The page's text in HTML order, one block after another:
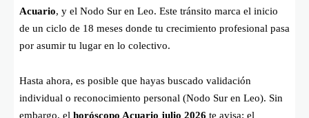
Acuario, y el Nodo Sur en Leo. Este tránsito marca el inicio
de un ciclo de 18 meses donde tu crecimiento profesional pasa
por asumir tu lugar en lo colectivo.
Hasta ahora, es posible que hayas buscado validación
individual o reconocimiento personal (Nodo Sur en Leo). Sin
embargo, el horóscopo Acuario julio 2026 te avisa: el